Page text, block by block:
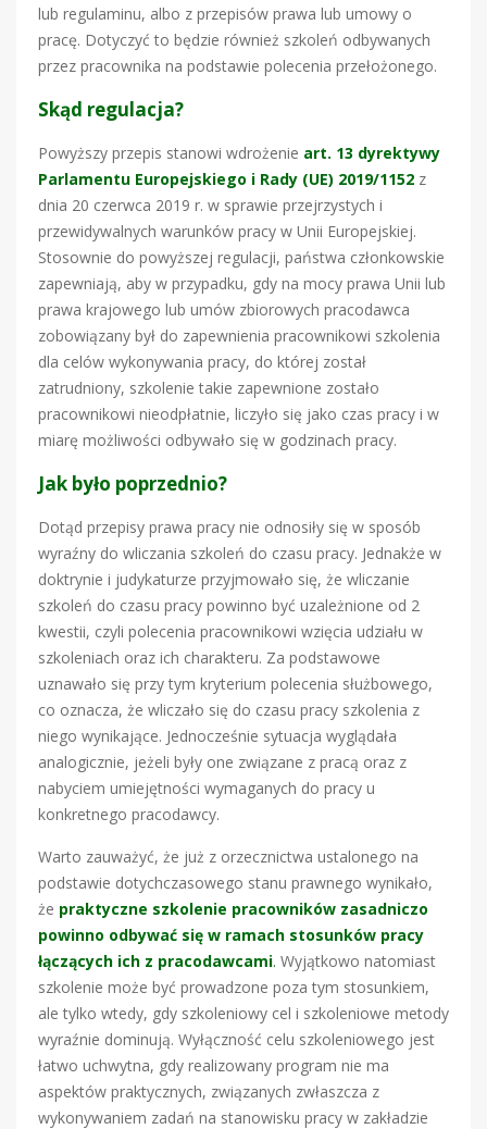
lub regulaminu, albo z przepisów prawa lub umowy o
pracę. Dotyczyć to będzie również szkoleń odbywanych
przez pracownika na podstawie polecenia przełożonego.
Skąd regulacja?
Powyższy przepis stanowi wdrożenie art. 13 dyrektywy
Parlamentu Europejskiego i Rady (UE) 2019/1152 z
dnia 20 czerwca 2019 r. w sprawie przejrzystych i
przewidywalnych warunków pracy w Unii Europejskiej.
Stosownie do powyższej regulacji, państwa członkowskie
zapewniają, aby w przypadku, gdy na mocy prawa Unii lub
prawa krajowego lub umów zbiorowych pracodawca
zobowiązany był do zapewnienia pracownikowi szkolenia
dla celów wykonywania pracy, do której został
zatrudniony, szkolenie takie zapewnione zostało
pracownikowi nieodpłatnie, liczyło się jako czas pracy i w
miarę możliwości odbywało się w godzinach pracy.
Jak było poprzednio?
Dotąd przepisy prawa pracy nie odnosiły się w sposób
wyraźny do wliczania szkoleń do czasu pracy. Jednakże w
doktrynie i judykaturze przyjmowało się, że wliczanie
szkoleń do czasu pracy powinno być uzależnione od 2
kwestii, czyli polecenia pracownikowi wzięcia udziału w
szkoleniach oraz ich charakteru. Za podstawowe
uznawało się przy tym kryterium polecenia służbowego,
co oznacza, że wliczało się do czasu pracy szkolenia z
niego wynikające. Jednocześnie sytuacja wyglądała
analogicznie, jeżeli były one związane z pracą oraz z
nabyciem umiejętności wymaganych do pracy u
konkretnego pracodawcy.
Warto zauważyć, że już z orzecznictwa ustalonego na
podstawie dotychczasowego stanu prawnego wynikało,
że praktyczne szkolenie pracowników zasadniczo
powinno odbywać się w ramach stosunków pracy
łączących ich z pracodawcami. Wyjątkowo natomiast
szkolenie może być prowadzone poza tym stosunkiem,
ale tylko wtedy, gdy szkoleniowy cel i szkoleniowe metody
wyraźnie dominują. Wyłączność celu szkoleniowego jest
łatwo uchwytna, gdy realizowany program nie ma
aspektów praktycznych, związanych zwłaszcza z
wykonywaniem zadań na stanowisku pracy w zakładzie